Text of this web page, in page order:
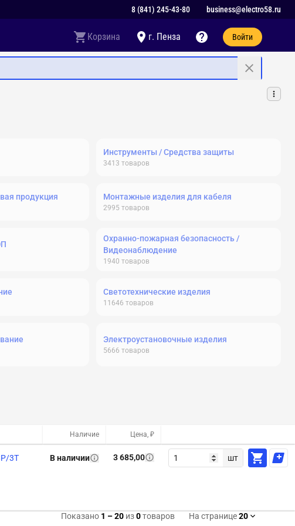
8 (841) 245-43-80 business@electro58.ru
Корзина г. Пенза Войти
Инструменты / Средства защиты
3413 товаров
продукция Монтажные изделия для кабеля
2995 товаров
Охранно-пожарная безопасность /
Видеонаблюдение
1940 товаров
Светотехнические изделия
11646 товаров
Электроустановочные изделия
5666 товаров
Наличие Цена, ₽
3T
В наличии 3 685,00 шт
Показано 1 –20 из0товаров На странице20